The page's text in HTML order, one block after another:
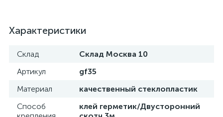
Характеристики
Склад
Склад Москва 10
Артикул
gf35
Материал
качественный стеклопластик
Способ
клей герметик/Двусторонний